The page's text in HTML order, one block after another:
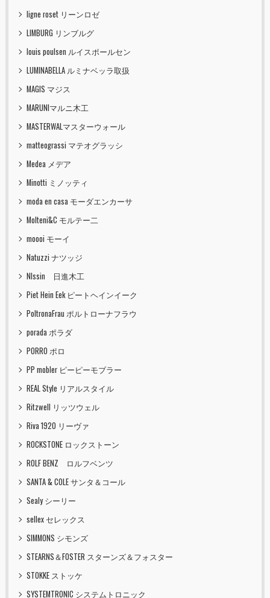
ligne roset リーンロゼ
LIMBURG リンブルグ
louis poulsen ルイスポールセン
LUMINABELLA ルミナベッラ取扱
MAGIS マジス
MARUNIマルニ木工
MASTERWALマスターウォール
matteograssi マテオグラッシ
Medea メデア
Minotti ミノッティ
moda en casa モーダエンカーサ
Molteni&C モルテー二
moooi モーイ
Natuzzi ナツッジ
NIssin 日進木工
Piet Hein Eek ピートヘインイーク
PoltronaFrau ポルトローナフラウ
porada ポラダ
PORRO ポロ
PP mobler ピーピーモブラー
REAL Style リアルスタイル
Ritzwell リッツウェル
Riva 1920 リーヴァ
ROCKSTONE ロックストーン
ROLF BENZ ロルフベンツ
SANTA & COLE サンタ＆コール
Sealy シーリー
sellex セレックス
SIMMONS シモンズ
STEARNS＆FOSTER スターンズ＆フォスター
STOKKE ストッケ
SYSTEMTRONIC システムトロニック